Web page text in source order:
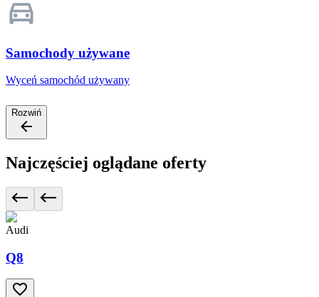
Samochody używane
Wyceń samochód używany
Rozwiń
Najczęściej oglądane oferty
Audi
Q8